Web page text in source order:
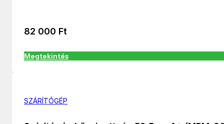
82 000 Ft
Megtekintés
SZÁRÍTÓGÉP